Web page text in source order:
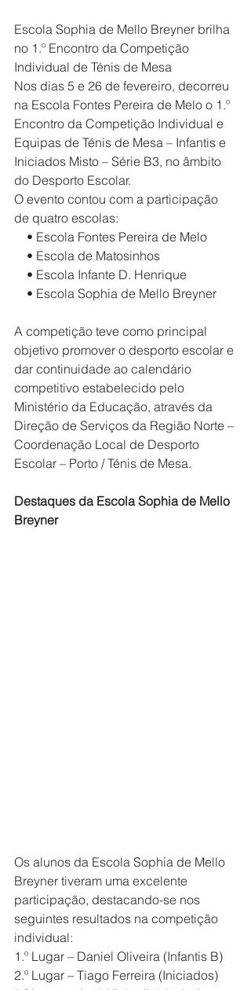
Escola Sophia de Mello Breyner brilha
no 1.º Encontro da Competição
Individual de Ténis de Mesa
Nos dias 5 e 26 de fevereiro, decorreu
na Escola Fontes Pereira de Melo o 1.º
Encontro da Competição Individual e
Equipas de Ténis de Mesa – Infantis e
Iniciados Misto – Série B3, no âmbito
do Desporto Escolar.
O evento contou com a participação
de quatro escolas:
• Escola Fontes Pereira de Melo
• Escola de Matosinhos
• Escola Infante D. Henrique
• Escola Sophia de Mello Breyner
A competição teve como principal
objetivo promover o desporto escolar e
dar continuidade ao calendário
competitivo estabelecido pelo
Ministério da Educação, através da
Direção de Serviços da Região Norte –
Coordenação Local de Desporto
Escolar – Porto / Ténis de Mesa.
Destaques da Escola Sophia de Mello
Breyner
Os alunos da Escola Sophia de Mello
Breyner tiveram uma excelente
participação, destacando-se nos
seguintes resultados na competição
individual:
1.º Lugar – Daniel Oliveira (Infantis B)
2.º Lugar – Tiago Ferreira (Iniciados)